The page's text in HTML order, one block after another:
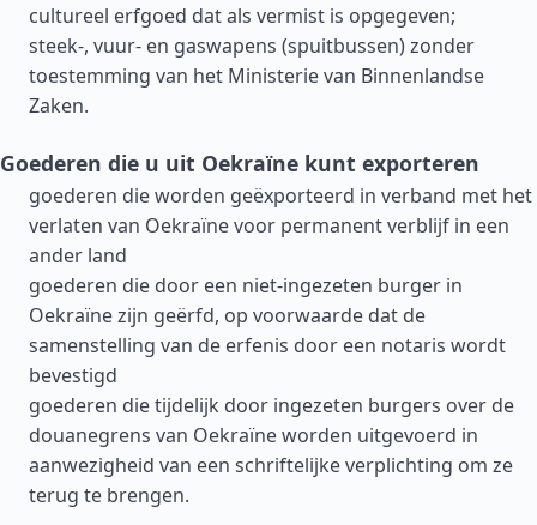
cultureel erfgoed dat als vermist is opgegeven;
steek-, vuur- en gaswapens (spuitbussen) zonder
toestemming van het Ministerie van Binnenlandse
Zaken.
Goederen die u uit Oekraïne kunt exporteren
goederen die worden geëxporteerd in verband met het
verlaten van Oekraïne voor permanent verblijf in een
ander land
goederen die door een niet-ingezeten burger in
Oekraïne zijn geërfd, op voorwaarde dat de
samenstelling van de erfenis door een notaris wordt
bevestigd
goederen die tijdelijk door ingezeten burgers over de
douanegrens van Oekraïne worden uitgevoerd in
aanwezigheid van een schriftelijke verplichting om ze
terug te brengen.